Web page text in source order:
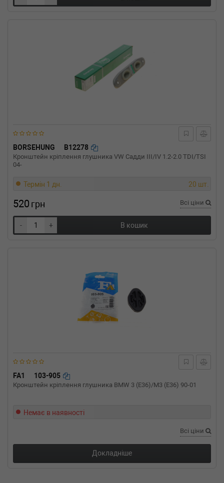
BORSEHUNG B12278
Кронштейн кріплення глушника VW Садди III/IV 1.2-2.0 TDI/TSI
04-
Термін 1 дн. 20 шт.
520 грн Всі ціни
- + В кошик
FA1 103-905
Кронштейн кріплення глушника BMW 3 (E36)/M3 (E36) 90-01
Немає в наявності
Всі ціни
Докладніше